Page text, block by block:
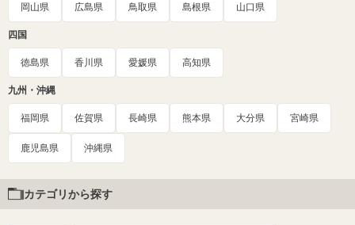
岡山県 広島県 鳥取県 島根県 山口県
四国
徳島県 香川県 愛媛県 高知県
九州・沖縄
福岡県 佐賀県 長崎県 熊本県 大分県 宮崎県
鹿児島県 沖縄県
カテゴリから探す